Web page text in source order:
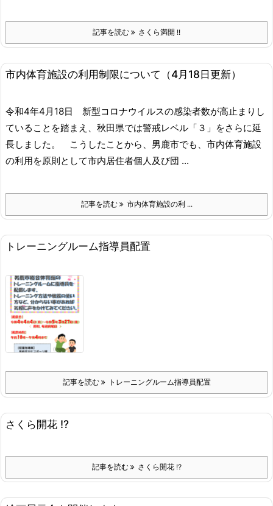
記事を読む さくら満開 !!
市内体育施設の利用制限について（4月18日更新）
令和4年4月18日
新型コロナウイルスの感染者数が高止まりし
ていることを踏まえ、秋田県では警戒レベル「３」をさらに延
長しました。
こうしたことから、男鹿市でも、市内体育施設
の利用を原則として市内居住者個人及び団 ...
記事を読む 市内体育施設の利 ...
トレーニングルーム指導員配置
記事を読む トレーニングルーム指導員配置
さくら開花 ⁉
記事を読む さくら開花 ⁉